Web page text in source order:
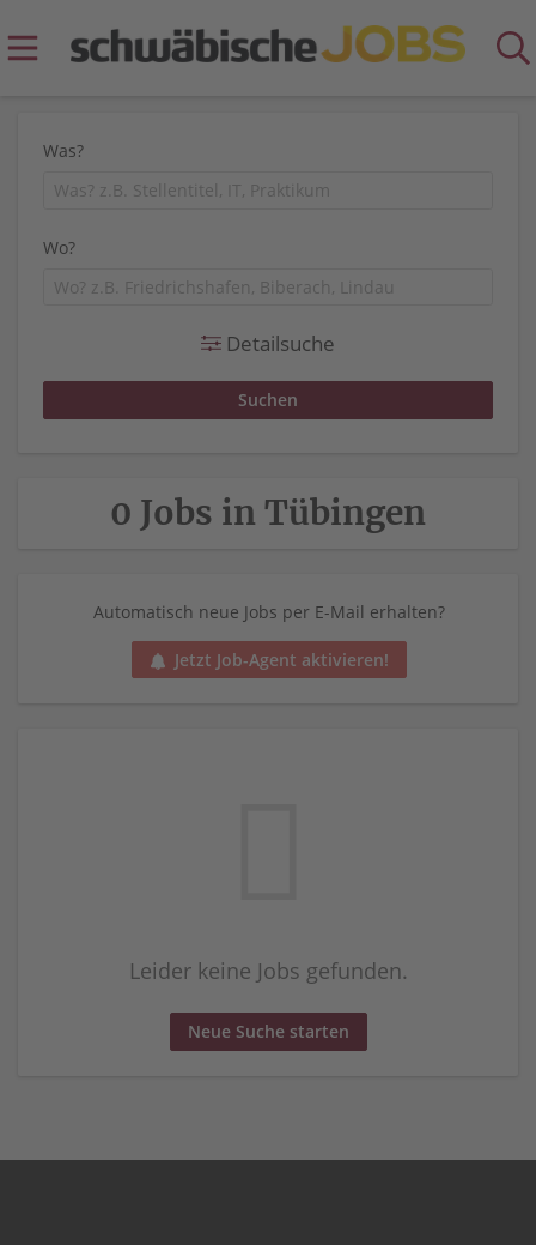
Was?
Wo?
Detailsuche
0 Jobs in Tübingen
Automatisch neue Jobs per E-Mail erhalten?
Jetzt Job-Agent aktivieren!
Leider keine Jobs gefunden.
Neue Suche starten